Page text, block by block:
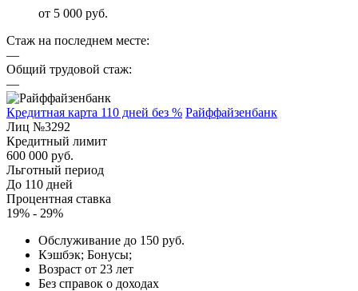
от 5 000 руб.
Стаж на последнем месте:
—
Общий трудовой стаж:
—
Кредитная карта 110 дней без % Райффайзенбанк
Лиц №3292
Кредитный лимит
600 000 руб.
Льготный период
До 110 дней
Процентная ставка
19% - 29%
Обслуживание до 150 руб.
Кэшбэк; Бонусы;
Возраст от 23 лет
Без справок о доходах